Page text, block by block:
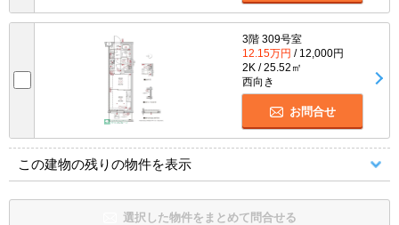
3階 309号室
12.15万円 / 12,000円
2K / 25.52㎡
西向き
お問合せ
この建物の残りの物件を表示
選択した物件をまとめて問合せる